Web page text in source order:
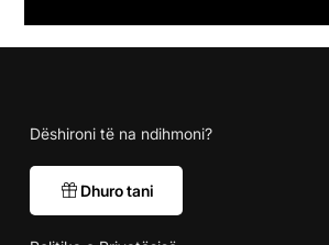
Dëshironi të na ndihmoni?
Dhuro tani